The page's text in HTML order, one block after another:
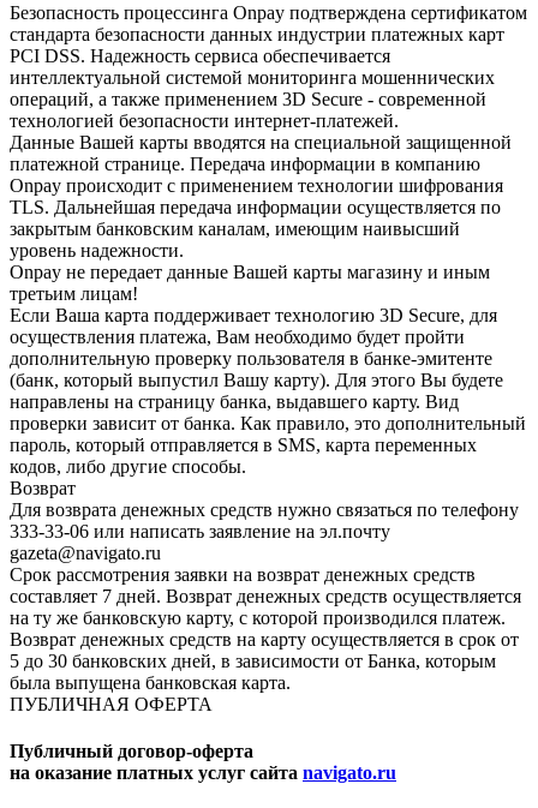
Безопасность процессинга Onpay подтверждена сертификатом
стандарта безопасности данных индустрии платежных карт
PCI DSS. Надежность сервиса обеспечивается
интеллектуальной системой мониторинга мошеннических
операций, а также применением 3D Secure - современной
технологией безопасности интернет-платежей.
Данные Вашей карты вводятся на специальной защищенной
платежной странице. Передача информации в компанию
Onpay происходит с применением технологии шифрования
TLS. Дальнейшая передача информации осуществляется по
закрытым банковским каналам, имеющим наивысший
уровень надежности.
Onpay не передает данные Вашей карты магазину и иным
третьим лицам!
Если Ваша карта поддерживает технологию 3D Secure, для
осуществления платежа, Вам необходимо будет пройти
дополнительную проверку пользователя в банке-эмитенте
(банк, который выпустил Вашу карту). Для этого Вы будете
направлены на страницу банка, выдавшего карту. Вид
проверки зависит от банка. Как правило, это дополнительный
пароль, который отправляется в SMS, карта переменных
кодов, либо другие способы.
Возврат
Для возврата денежных средств нужно связаться по телефону
333-33-06 или написать заявление на эл.почту
gazeta@navigato.ru
Срок рассмотрения заявки на возврат денежных средств
составляет 7 дней. Возврат денежных средств осуществляется
на ту же банковскую карту, с которой производился платеж.
Возврат денежных средств на карту осуществляется в срок от
5 до 30 банковских дней, в зависимости от Банка, которым
была выпущена банковская карта.
ПУБЛИЧНАЯ ОФЕРТА
Публичный договор-оферта
на оказание платных услуг сайта navigato.ru